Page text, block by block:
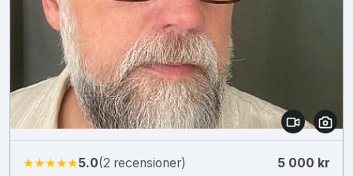
★★★★★5.0(2 recensioner) 5 000 kr